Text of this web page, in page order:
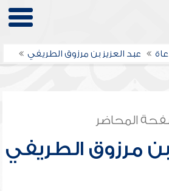
عبد العزيز بن مرزوق الطريفي
المحاضر
بن مرزوق الطريفي